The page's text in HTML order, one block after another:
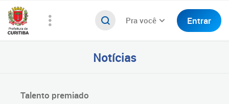
Pra você Entrar
Notícias
Talento premiado